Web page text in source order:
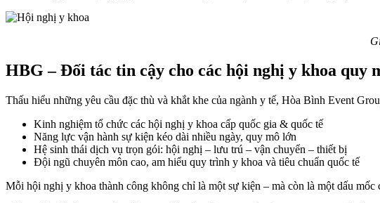
HBG – Đối tác tin cậy cho các hội nghị y khoa quy
Thấu hiểu những yêu cầu đặc thù và khắt khe của ngành y tế, Hòa Bình Event
Kinh nghiệm tổ chức các hội nghị y khoa cấp quốc gia & quốc tế
Năng lực vận hành sự kiện kéo dài nhiều ngày, quy mô lớn
Hệ sinh thái dịch vụ trọn gói: hội nghị – lưu trú – vận chuyển – thiết bị
Đội ngũ chuyên môn cao, am hiểu quy trình y khoa và tiêu chuẩn quốc tế
Mỗi hội nghị y khoa thành công không chỉ là một sự kiện – mà còn là một dấu mốc